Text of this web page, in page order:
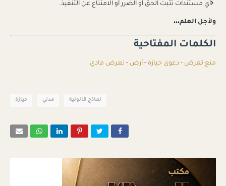
أي مستندات تثبت الحق أو الضرر أو الامتناع عن التنفيذ.
ولأجل العلم،،،
الكلمات المفتاحية
منع تعرض - دعوى حيازة - أرض - تعرض مادي
حيازة مدني نماذج قانونية